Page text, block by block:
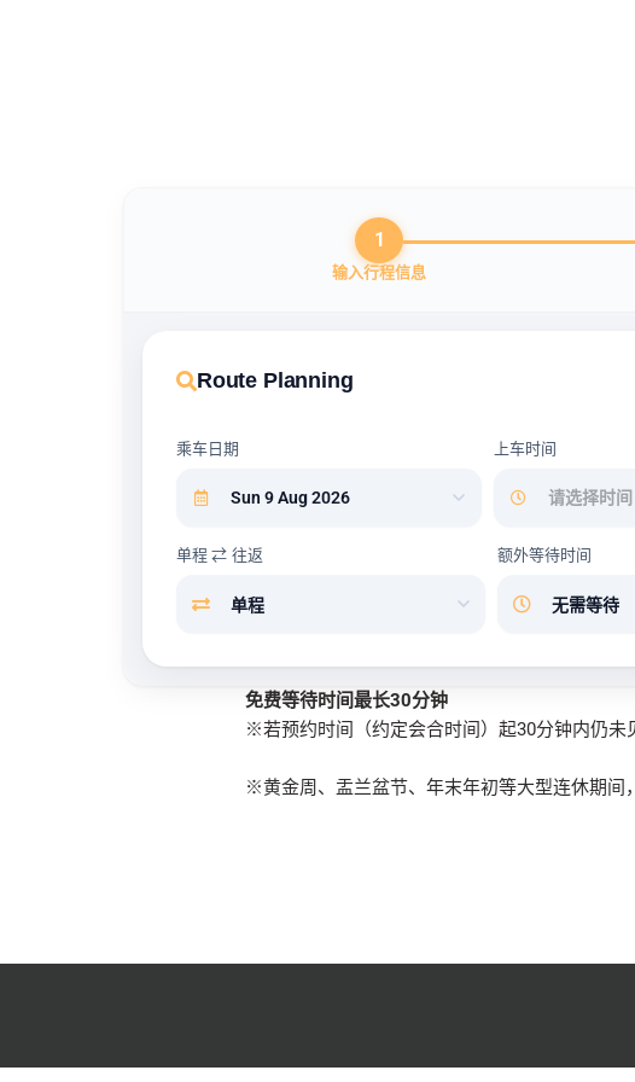
1
输入行程信息
Route Planning
乘车日期 上车时间
单程 ⇄ 往返 额外等待时间
免费等待时间最长30分钟
※若预约时间（约定会合时间）起30分钟内仍未
※黄金周、盂兰盆节、年末年初等大型连休期间